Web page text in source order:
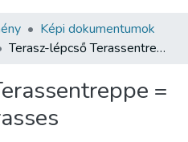
Képi dokumentumok
Terasz-lépcső Terassentreppe = Escalier des Terasses
=